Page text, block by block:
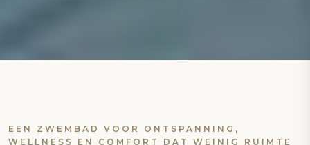
EEN ZWEMBAD VOOR ONTSPANNING,
WELLNESS EN COMFORT DAT WEINIG RUIMTE